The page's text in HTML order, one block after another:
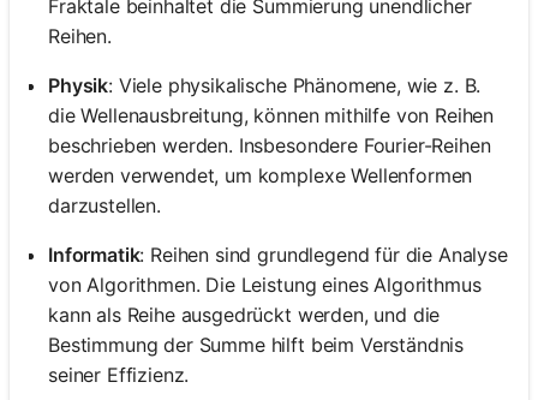
Fraktale beinhaltet die Summierung unendlicher
Reihen.
Physik: Viele physikalische Phänomene, wie z. B.
die Wellenausbreitung, können mithilfe von Reihen
beschrieben werden. Insbesondere Fourier-Reihen
werden verwendet, um komplexe Wellenformen
darzustellen.
Informatik: Reihen sind grundlegend für die Analyse
von Algorithmen. Die Leistung eines Algorithmus
kann als Reihe ausgedrückt werden, und die
Bestimmung der Summe hilft beim Verständnis
seiner Effizienz.